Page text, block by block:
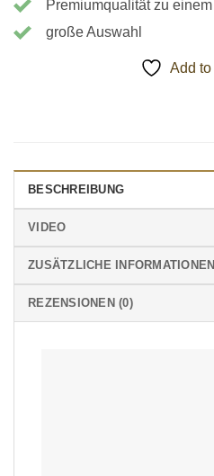
Premiumqualität zu
große Auswahl
Add
BESCHREIBUNG
VIDEO
ZUSÄTZLICHE INFORMATIONEN
REZENSIONEN (0)